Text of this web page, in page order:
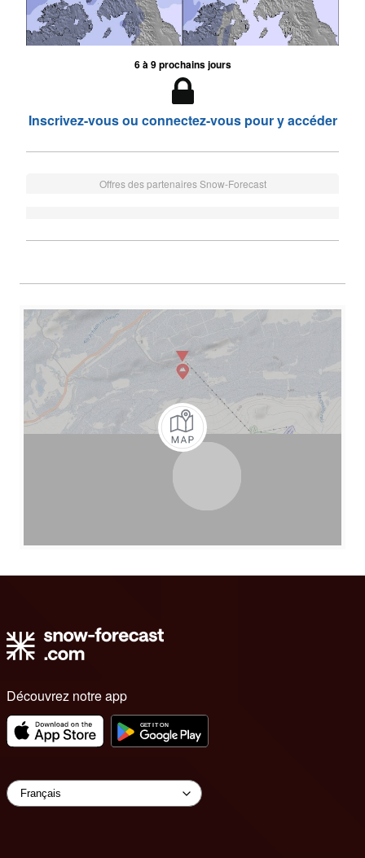
6 à 9 prochains jours
Inscrivez-vous ou connectez-vous pour y accéder
Offres des partenaires Snow-Forecast
Découvrez notre app